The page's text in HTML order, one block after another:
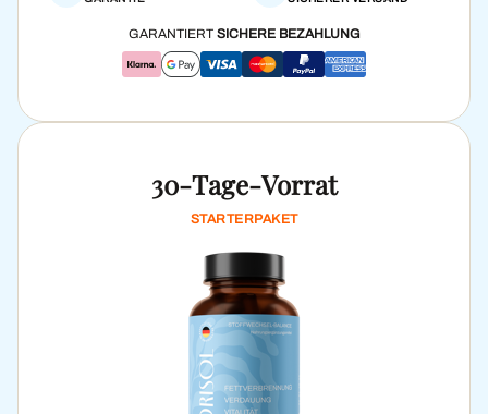
30-Tage-Vorrat
STARTERPAKET
GARANTIERT SICHERE BEZAHLUNG